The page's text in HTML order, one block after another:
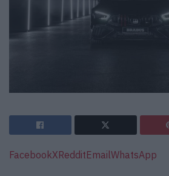
FacebookXRedditEmailWhatsApp